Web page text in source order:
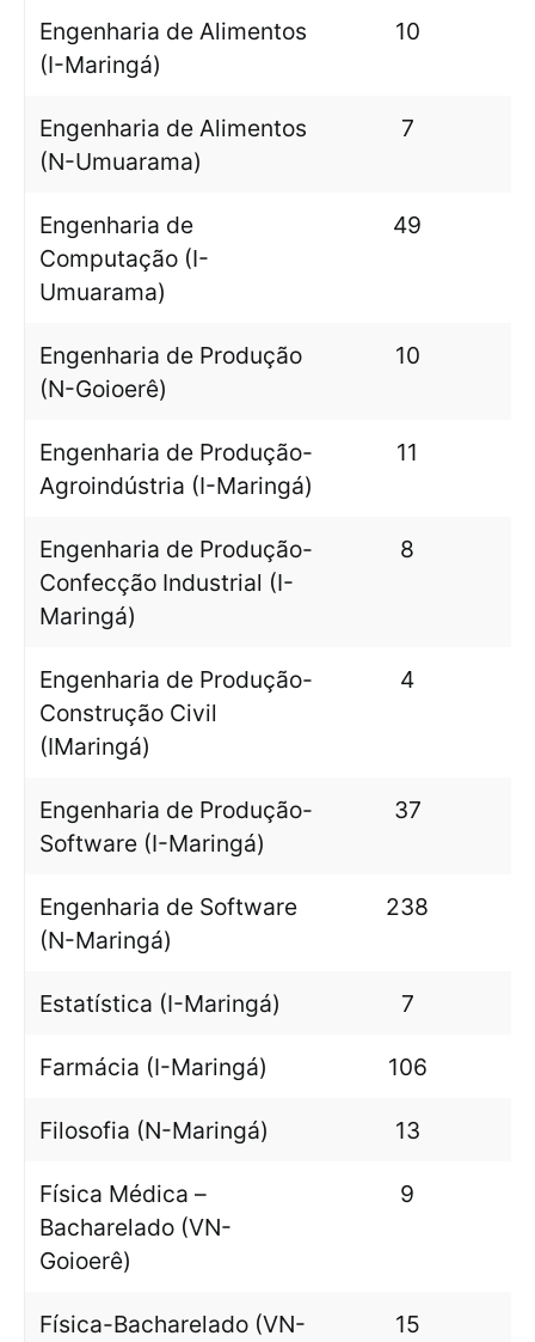
Engenharia de Alimentos
(I-Maringá)
10
Engenharia de Alimentos
(N-Umuarama)
7
Engenharia de
Computação (I-
Umuarama)
49
Engenharia de Produção
(N-Goioerê)
10
Engenharia de Produção-
Agroindústria (I-Maringá)
11
Engenharia de Produção-
Confecção Industrial (I-
Maringá)
8
Engenharia de Produção-
Construção Civil
(IMaringá)
4
Engenharia de Produção-
Software (I-Maringá)
37
Engenharia de Software
(N-Maringá)
238
Estatística (I-Maringá) 7
Farmácia (I-Maringá) 106
Filosofia (N-Maringá) 13
Física Médica –
Bacharelado (VN-
Goioerê)
9
Física-Bacharelado (VN-
15